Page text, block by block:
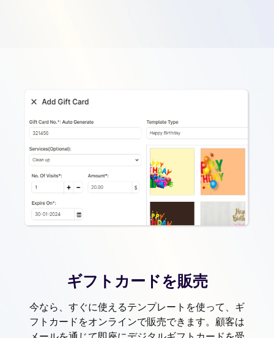
ギフトカードを販売
今なら、すぐに使えるテンプレートを使って、ギ
フトカードをオンラインで販売できます。顧客は